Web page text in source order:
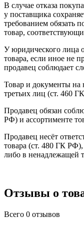
В случае отказа
у поставщика
требованием обязать
товар,
У юридического лица
товара, если иное не
продавец соблюдает
Товар и документы на
третьих лиц (ст. 460
Продавец обязан
РФ) и ассортименте
Продавец несёт
товара (ст. 480 ГК РФ),
либо в ненадлежащей
Отзывы о
Всего 0 отзывов